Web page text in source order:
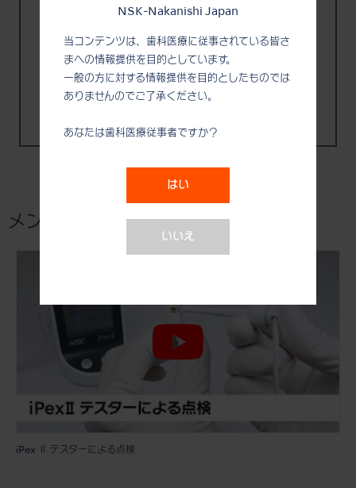
NSK-Nakanishi Japan
当コンテンツは、歯科医療に従事されている皆さ
まへの情報提供を目的としています。
一般の方に対する情報提供を目的としたものでは
ありませんのでご了承ください。
あなたは歯科医療従事者ですか？
はい
いいえ
メンテナンス関連動画
iPex Ⅱ テスターによる点検